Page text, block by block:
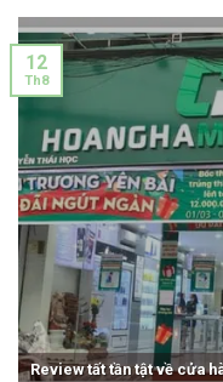
Review tất tần tật về cửa
12
Th8